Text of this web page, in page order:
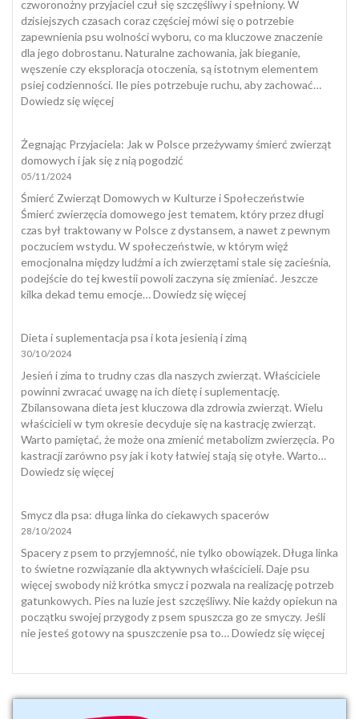
ogólnopolskie
czworonożny przyjaciel czuł się szczęśliwy i spełniony. W
dzisiejszych czasach coraz częściej mówi się o potrzebie
zapewnienia psu wolności wyboru, co ma kluczowe znaczenie
dla jego dobrostanu. Naturalne zachowania, jak bieganie,
węszenie czy eksploracja otoczenia, są istotnym elementem
psiej codzienności. Ile pies potrzebuje ruchu, aby zachować…
Dowiedz się więcej:
Żegnając Przyjaciela: Jak w Polsce przeżywamy śmierć zwierząt
domowych i jak się z nią pogodzić
05/11/2024
Śmierć Zwierząt Domowych w Kulturze i Społeczeństwie
Śmierć zwierzęcia domowego jest tematem, który przez długi
czas był traktowany w Polsce z dystansem, a nawet z pewnym
poczuciem wstydu. W społeczeństwie, w którym więź
emocjonalna między ludźmi a ich zwierzętami stale się zacieśnia,
podejście do tej kwestii powoli zaczyna się zmieniać. Jeszcze
kilka dekad temu emocje…Dowiedz się więcej:
Jak
Polsce
przeżywamy
śmierć
zwierząt
domowych
i
nią
Dieta i suplementacja psa i kota jesienią i zimą
30/10/2024
Jesień i zima to trudny czas dla naszych zwierząt. Właściciele
powinni zwracać uwagę na ich dietę i suplementację.
Zbilansowana dieta jest kluczowa dla zdrowia zwierząt. Wielu
właścicieli w tym okresie decyduje się na kastrację zwierząt.
Warto pamiętać, że może ona zmienić metabolizm zwierzęcia. Po
kastracji zarówno psy jak i koty łatwiej stają się otyłe. Warto…
Dowiedz się więcej:
suplementacja
i
kota
jesienią
i
zimą
Smycz dla psa: długa linka do ciekawych spacerów
28/10/2024
Spacery z psem to przyjemność, nie tylko obowiązek. Długa linka
to świetne rozwiązanie dla aktywnych właścicieli. Daje psu
więcej swobody niż krótka smycz i pozwala na realizację potrzeb
gatunkowych. Pies na luzie jest szczęśliwy. Nie każdy opiekun na
początku swojej przygody z psem spuszcza go ze smyczy. Jeśli
nie jesteś gotowy na spuszczenie psa to…Dowiedz się więcej:
długa